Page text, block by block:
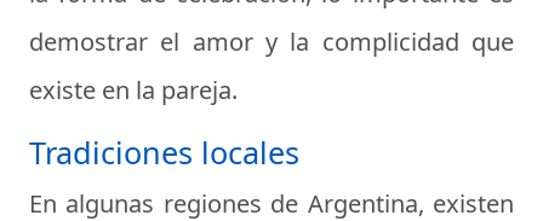
demostrar el amor y la complicidad que
existe en la pareja.
Tradiciones locales
En algunas regiones de Argentina, existen